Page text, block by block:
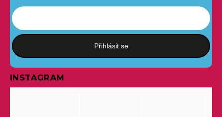
Přihlásit se
INSTAGRAM